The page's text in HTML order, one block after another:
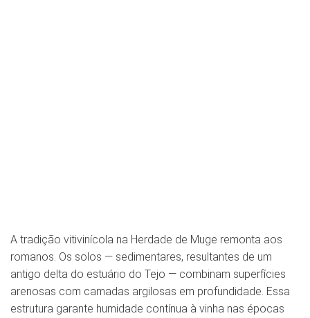
A tradição vitivinícola na Herdade de Muge remonta aos
romanos. Os solos — sedimentares, resultantes de um
antigo delta do estuário do Tejo — combinam superfícies
arenosas com camadas argilosas em profundidade. Essa
estrutura garante humidade contínua à vinha nas épocas